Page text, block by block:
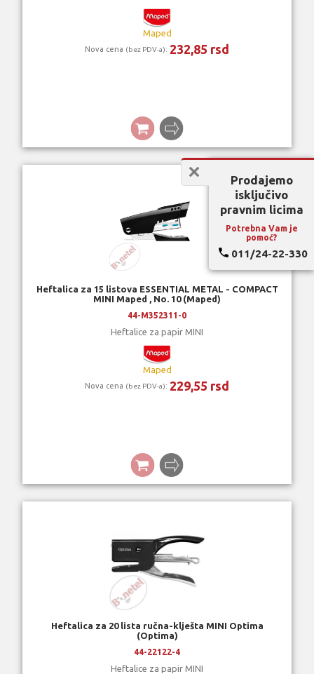
Maped
Nova cena (bez PDV-a): 232,85 rsd
Heftalica za 15 listova ESSENTIAL METAL - COMPACT
MINI Maped , No. 10 (Maped)
44-M352311-0
Heftalice za papir MINI
Maped
Nova cena (bez PDV-a): 229,55 rsd
Heftalica za 20 lista ručna-klješta MINI Optima
(Optima)
44-22122-4
Heftalice za papir MINI
Prodajemo
isključivo
pravnim licima
Potrebna Vam je
pomoć?
011/24-22-330